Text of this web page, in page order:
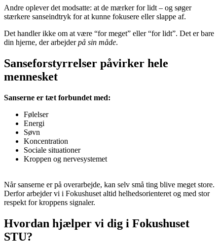
Andre oplever det modsatte: at de mærker for lidt – og søger
stærkere sanseindtryk for at kunne fokusere eller slappe af.
Det handler ikke om at være “for meget” eller “for lidt”. Det er bare
din hjerne, der arbejderpå sin måde.
Sanseforstyrrelser påvirker hele
mennesket
Sanserne er tæt forbundet med:
Følelser
Energi
Søvn
Koncentration
Sociale situationer
Kroppen og nervesystemet
Når sanserne er på overarbejde, kan selv små ting blive meget store.
Derfor arbejder vi i Fokushuset altid helhedsorienteret og med stor
respekt for kroppens signaler.
Hvordan hjælper vi dig i Fokushuset
STU?